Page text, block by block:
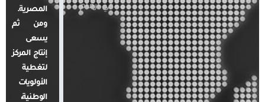
في أرقام
المصرية.
ومن ثم
يسعى
إنتاج المركز
لتغطية
الأولويات
الوطنية،